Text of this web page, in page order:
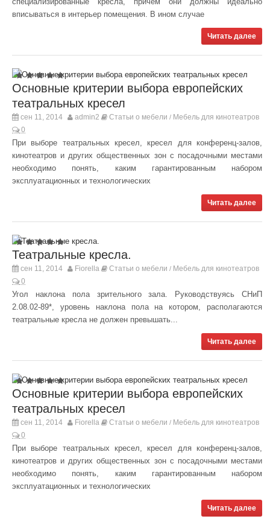
вписываться в интерьер помещения. В ином случае
Читать далее
Основные критерии выбора европейских
театральных кресел
сен 11, 2014 admin2 Статьи о мебели / Мебель для кинотеатров
0
При выборе театральных кресел, кресел для конференц-залов,
кинотеатров и других общественных зон с посадочными местами
необходимо понять, каким гарантированным набором
эксплуатационных и технологических
Читать далее
Театральные кресла.
сен 11, 2014 Fiorella Статьи о мебели / Мебель для кинотеатров
0
Угол наклона пола зрительного зала. Руководствуясь СНиП
2.08.02-89*, уровень наклона пола на котором, располагаются
театральные кресла не должен превышать...
Читать далее
Основные критерии выбора европейских
театральных кресел
сен 11, 2014 Fiorella Статьи о мебели / Мебель для кинотеатров
0
При выборе театральных кресел, кресел для конференц-залов,
кинотеатров и других общественных зон с посадочными местами
необходимо понять, каким гарантированным набором
эксплуатационных и технологических
Читать далее